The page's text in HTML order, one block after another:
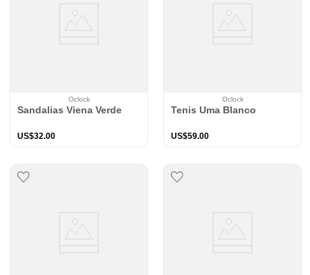
Oclock
Sandalias Viena Verde
US$32.00
Oclock
Tenis Uma Blanco
US$59.00